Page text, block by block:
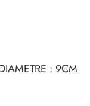
: 9CM